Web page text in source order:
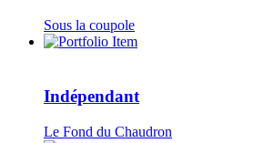
Sous la coupole
Indépendant
Le Fond du Chaudron